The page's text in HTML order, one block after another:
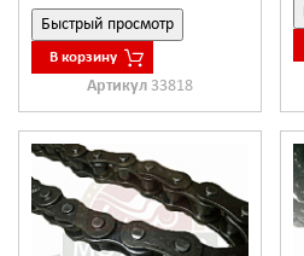
Быстрый просмотр
В корзину
Артикул 33818